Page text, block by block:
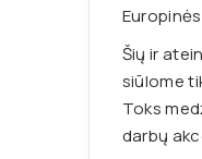
Šių ir
siūlome
Toks
darbų